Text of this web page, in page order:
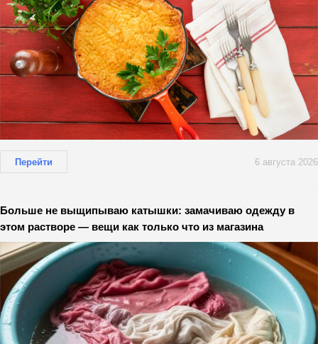
Перейти 6 августа 2026
Больше не выщипываю катышки: замачиваю одежду в
этом растворе — вещи как только что из магазина